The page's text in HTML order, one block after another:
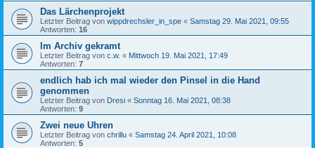
Das Lärchenprojekt
Letzter Beitrag von wippdrechsler_in_spe « Samstag 29. Mai 2021, 09:55
Antworten: 16
Im Archiv gekramt
Letzter Beitrag von c.w. « Mittwoch 19. Mai 2021, 17:49
Antworten: 7
endlich hab ich mal wieder den Pinsel in die Hand
genommen
Letzter Beitrag von Dresi « Sonntag 16. Mai 2021, 08:38
Antworten: 9
Zwei neue Uhren
Letzter Beitrag von chrillu « Samstag 24. April 2021, 10:08
Antworten: 5